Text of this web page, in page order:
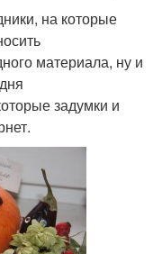
на которые
материала, ну и
задумки и